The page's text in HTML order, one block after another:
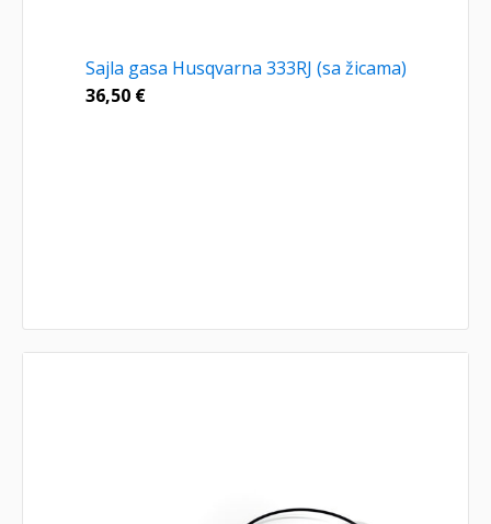
Sajla gasa Husqvarna 333RJ (sa žicama)
36,50 €